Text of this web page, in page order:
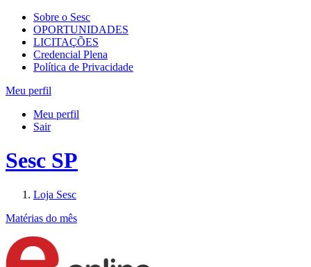
Sobre o Sesc
OPORTUNIDADES
LICITAÇÕES
Credencial Plena
Política de Privacidade
Meu perfil
Meu perfil
Sair
Sesc SP
Loja Sesc
Matérias do mês